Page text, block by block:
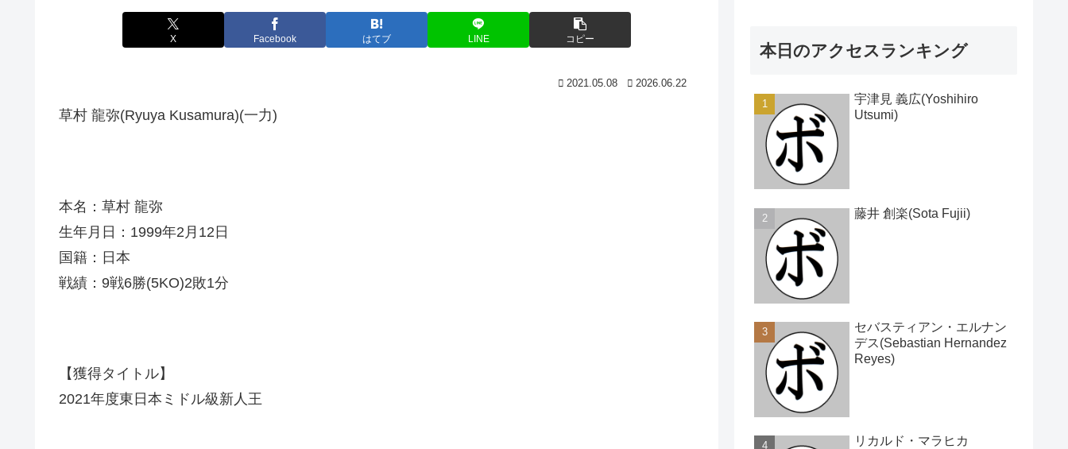
X Facebook はてブ LINE コピー
2021.05.08 2026.06.22
草村 龍弥(Ryuya Kusamura)(一力)
本名：草村 龍弥
生年月日：1999年2月12日
国籍：日本
戦績：9戦6勝(5KO)2敗1分
【獲得タイトル】
2021年度東日本ミドル級新人王
本日のアクセスランキング
宇津見 義広(Yoshihiro
Utsumi)
藤井 創楽(Sota Fujii)
セバスティアン・エルナン
デス(Sebastian Hernandez
Reyes)
リカルド・マラヒカ